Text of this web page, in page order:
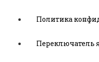
Политика
Переключатель